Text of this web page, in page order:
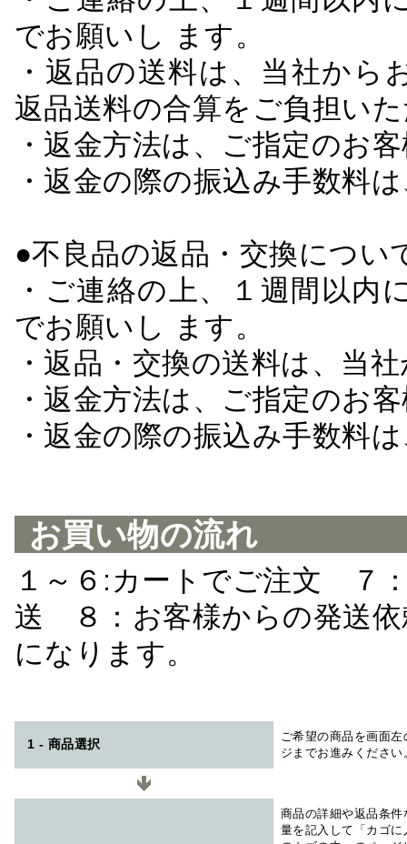
でお願いし ます。
・返品の送料は、当社か
返品送料の合算をご負担い
・返金方法は、ご指定のお
・返金の際の振込み手数料
●不良品の返品・交換につい
・ご連絡の上、１週間以
でお願いし ます。
・返品・交換の送料は、当
・返金方法は、ご指定のお
・返金の際の振込み手数料
お買い物の流れ
１～６:カートでご注文 ７
送 ８：お客様からの発送
になります。
1 - 商品選択
ご希望の商品を画面
ジまでお進みください
商品の詳細や返品条
量を記入して「カゴ